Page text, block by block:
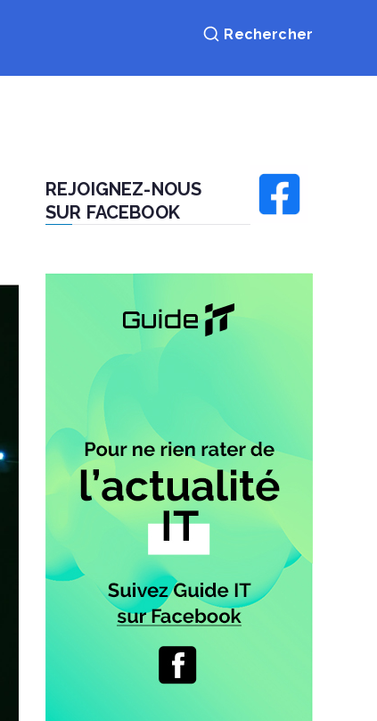
REJOIGNEZ-NOUS
SUR FACEBOOK